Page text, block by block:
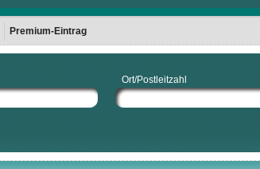
Premium-Eintrag
Ort/Postleitzahl